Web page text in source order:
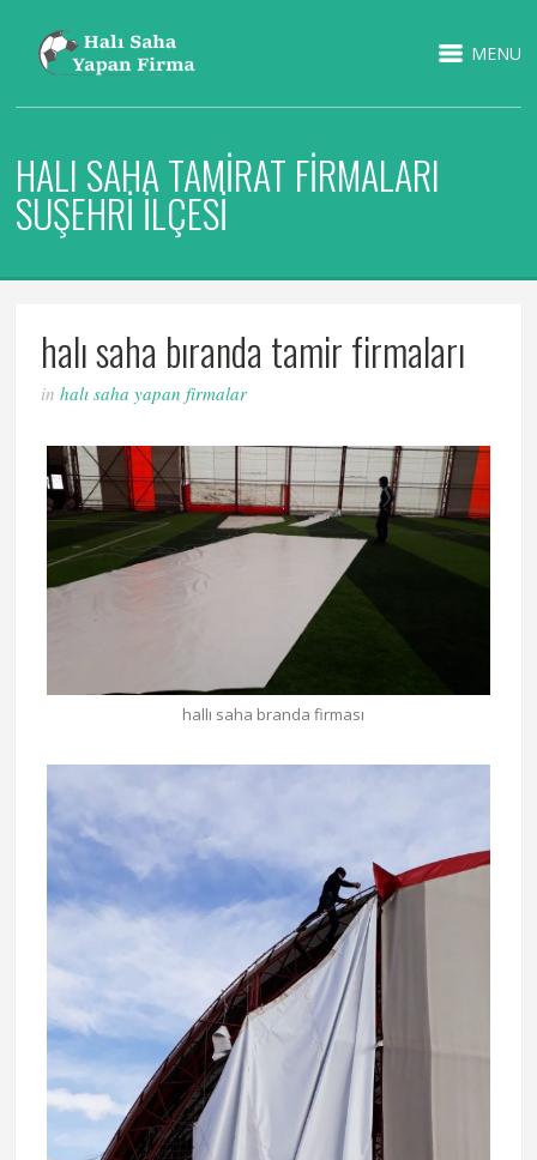
MENU
HALI SAHA TAMIRAT FIRMALARI
SUŞEHRI İLÇESI
halı saha bıranda tamir firmaları
inhalı saha yapan firmalar
hallı saha branda firması